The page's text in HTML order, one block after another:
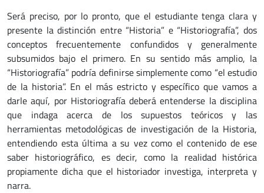
Será preciso, por lo pronto, que el estudiante tenga clara y
presente la distinción entre “Historia” e “Historiografía”, dos
conceptos frecuentemente confundidos y generalmente
subsumidos bajo el primero. En su sentido más amplio, la
“Historiografía” podría definirse simplemente como “el estudio
de la historia”. En el más estricto y específico que vamos a
darle aquí, por Historiografía deberá entenderse la disciplina
que indaga acerca de los supuestos teóricos y las
herramientas metodológicas de investigación de la Historia,
entendiendo esta última a su vez como el contenido de ese
saber historiográfico, es decir, como la realidad histórica
propiamente dicha que el historiador investiga, interpreta y
narra.